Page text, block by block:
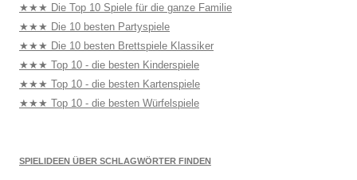
★★★ Die Top 10 Spiele für die ganze Familie
★★★ Die 10 besten Partyspiele
★★★ Die 10 besten Brettspiele Klassiker
★★★ Top 10 - die besten Kinderspiele
★★★ Top 10 - die besten Kartenspiele
★★★ Top 10 - die besten Würfelspiele
SPIELIDEEN ÜBER SCHLAGWÖRTER FINDEN